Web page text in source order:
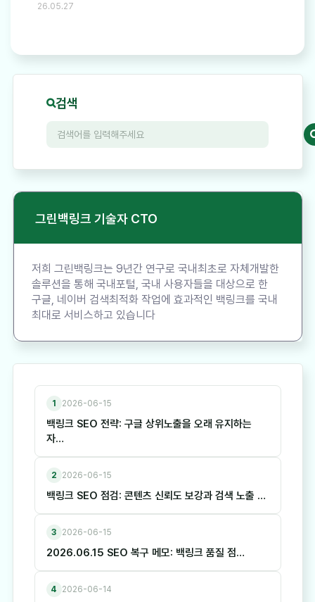
26.05.27
검색
그린백링크 기술자 CTO
저희 그린백링크는 9년간 연구로 국내최초로 자체개발한
솔루션을 통해 국내포털, 국내 사용자들을 대상으로 한
구글, 네이버 검색최적화 작업에 효과적인 백링크를 국내
최대로 서비스하고 있습니다
1 2026-06-15
백링크 SEO 전략: 구글 상위노출을 오래 유지하는
자…
2 2026-06-15
백링크 SEO 점검: 콘텐츠 신뢰도 보강과 검색 노출 …
3 2026-06-15
2026.06.15 SEO 복구 메모: 백링크 품질 점…
4 2026-06-14